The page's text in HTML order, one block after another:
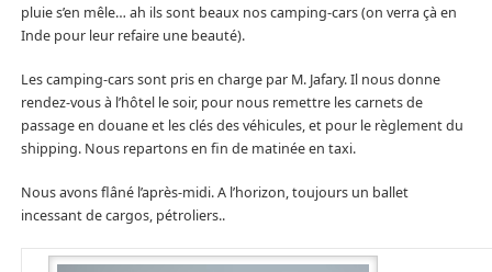
pluie s’en mêle… ah ils sont beaux nos camping-cars (on verra çà en
Inde pour leur refaire une beauté).
Les camping-cars sont pris en charge par M. Jafary. Il nous donne
rendez-vous à l’hôtel le soir, pour nous remettre les carnets de
passage en douane et les clés des véhicules, et pour le règlement du
shipping. Nous repartons en fin de matinée en taxi.
Nous avons flâné l’après-midi. A l’horizon, toujours un ballet
incessant de cargos, pétroliers..